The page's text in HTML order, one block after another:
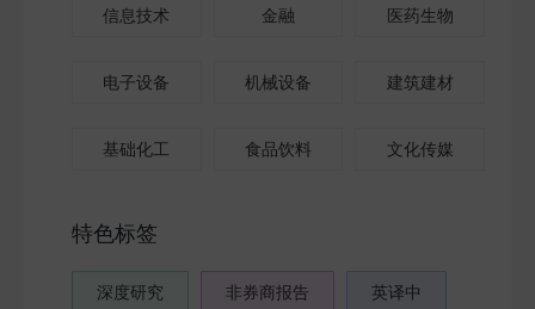
信息技术 金融 医药生物
电子设备 机械设备 建筑建材
基础化工 食品饮料 文化传媒
特色标签
深度研究 非券商报告 英译中